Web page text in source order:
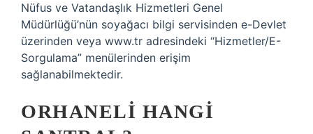
Nüfus ve Vatandaşlık Hizmetleri Genel
Müdürlüğü’nün soyağacı bilgi servisinden e-Devlet
üzerinden veya www.tr adresindeki “Hizmetler/E-
Sorgulama” menülerinden erişim
sağlanabilmektedir.
ORHANELI HANGI